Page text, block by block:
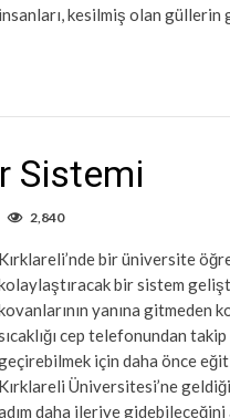
insanları, kesilmiş olan
Sistemi
2,840
Kırklareli’nde bir üniversite
bir sistem
yanına gitmeden
cep telefonundan
için daha önce
Kırklareli Üniversitesi’ne
daha ileriye gidebileceğini